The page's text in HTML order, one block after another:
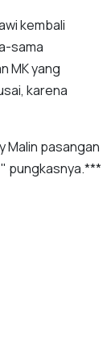
kembali
sama
MK yang
karena
Malin pasangan
pungkasnya.***